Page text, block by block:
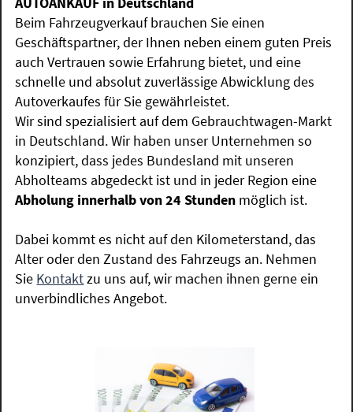
Beim Fahrzeugverkauf brauchen Sie einen
Geschäftspartner, der Ihnen neben einem guten Preis
auch Vertrauen sowie Erfahrung bietet, und eine
schnelle und absolut zuverlässige Abwicklung des
Autoverkaufes für Sie gewährleistet.
Wir sind spezialisiert auf dem Gebrauchtwagen-Markt
in Deutschland. Wir haben unser Unternehmen so
konzipiert, dass jedes Bundesland mit unseren
Abholteams abgedeckt ist und in jeder Region eine
Abholung innerhalb von 24 Stunden möglich ist.
Dabei kommt es nicht auf den Kilometerstand, das
Alter oder den Zustand des Fahrzeugs an. Nehmen
Sie Kontaktzu uns auf, wir machen ihnen gerne ein
unverbindliches Angebot.